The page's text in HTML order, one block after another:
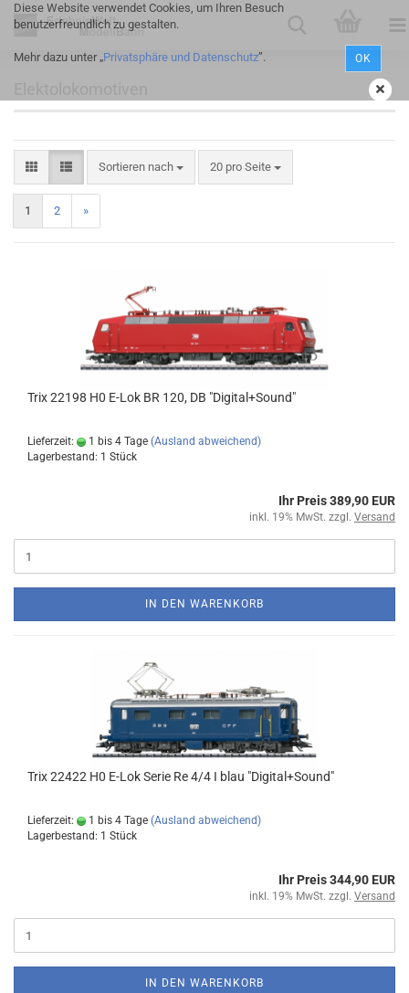
Diese Website verwendet Cookies, um Ihren Besuch
benutzerfreundlich zu gestalten.
Mehr dazu unter „Privatsphäre und Datenschutz”. OK
Sortieren nach 20 pro Seite
1 2 »
Trix 22198 H0 E-Lok BR 120, DB "Digital+Sound"
Lieferzeit: 1 bis 4 Tage (Ausland abweichend)
Lagerbestand: 1 Stück
Ihr Preis 389,90 EUR
inkl. 19% MwSt. zzgl. Versand
IN DEN WARENKORB
Trix 22422 H0 E-Lok Serie Re 4/4 I blau "Digital+Sound"
Lieferzeit: 1 bis 4 Tage (Ausland abweichend)
Lagerbestand: 1 Stück
Ihr Preis 344,90 EUR
inkl. 19% MwSt. zzgl. Versand
IN DEN WARENKORB